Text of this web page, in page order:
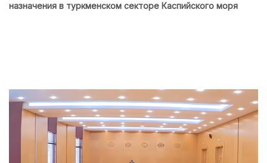
назначения в туркменском секторе Каспийского моря